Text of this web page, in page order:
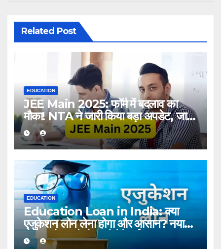
Related Post
EDUCATION
JEE Main 2025: फॉर्म में बदलाव का
मौका! NTA ने जारी किया बड़ा अपडेट, जानें
पूरी डिटेल्स
EDUCATION
Education Loan in India: क्या
एजुकेशन लोन लेना होगा और आसान? नया
पोर्टल और बढ़ते बैंक खोलेंगे नई राह!